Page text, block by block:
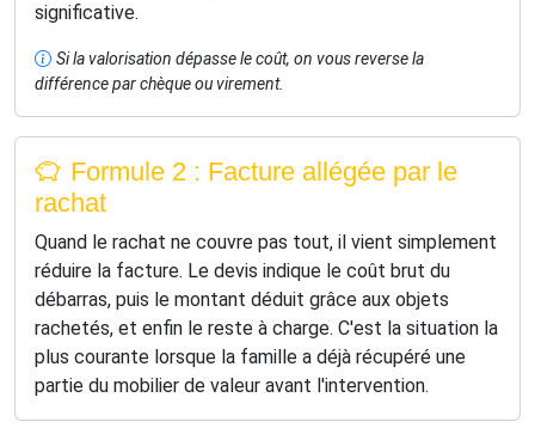
significative.
Si la valorisation dépasse le coût, on vous reverse la
différence par chèque ou virement.
Formule 2 : Facture allégée par le
rachat
Quand le rachat ne couvre pas tout, il vient simplement
réduire la facture. Le devis indique le coût brut du
débarras, puis le montant déduit grâce aux objets
rachetés, et enfin le reste à charge. C'est la situation la
plus courante lorsque la famille a déjà récupéré une
partie du mobilier de valeur avant l'intervention.